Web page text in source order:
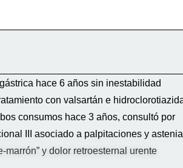
hace 6 años sin inestabilidad
con valsartán e
consumos hace 3 años, consultó por
III asociado a palpitaciones y astenia
y dolor retroesternal urente